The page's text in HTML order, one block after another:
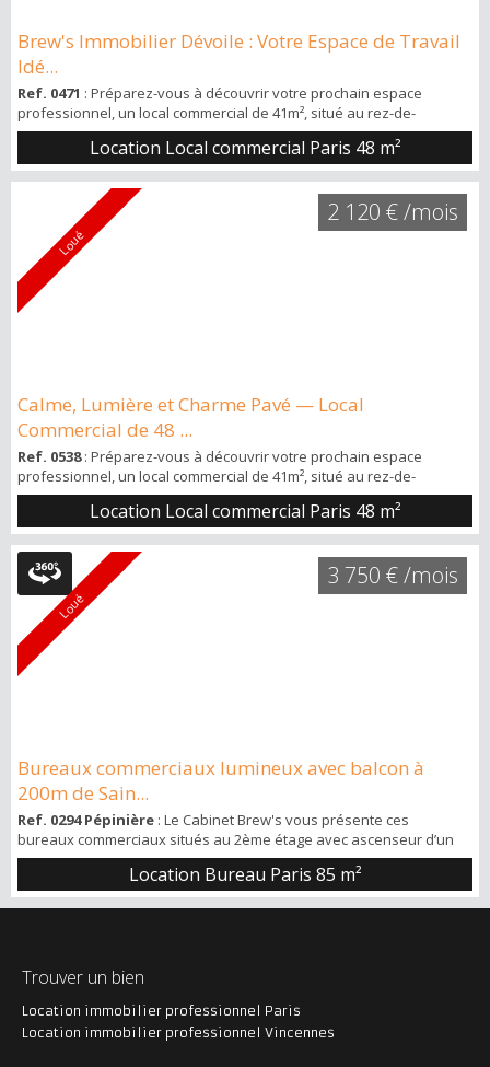
Brew's Immobilier Dévoile : Votre Espace de Travail
Idé...
Ref. 0471 : Préparez-vous à découvrir votre prochain espace
professionnel, un local commercial de 41m², situé au rez-de-
chaussée d'une cour privée pavée, promettant calme et luminosité
à seulement 50m du métro La Fourche et à deux pas de la place
Clichy, au 8 cours Saint-Pierre. Appelez-moi au 0610640275 pour un
RDV. Caractéristiques du local : * Superficie pratique : 41m² de plain-
pied ave...
Location Local commercial Paris 48 m²
Loué
Calme, Lumière et Charme Pavé — Local
Commercial de 48 ...
Ref. 0538: Préparez-vous à découvrir votre prochain espace
professionnel, un local commercial de 41m², situé au rez-de-
chaussée d'une cour privée pavée, promettant calme et luminosité
à seulement 50m du métro La Fourche et à deux pas de la place
Clichy, au 8 cours Saint-Pierre. Appelez-moi au 0610640275 pour un
RDV. Caractéristiques du local : * Superficie pratique : 41m² de plain-
pied ave...
Location Local commercial Paris 48 m²
2 120 € /mois
Loué
Bureaux commerciaux lumineux avec balcon à
200m de Sain...
Ref. 0294 Pépinière : Le Cabinet Brew's vous présente ces
bureaux commerciaux situés au 2ème étage avec ascenseur d’un
magnifique immeuble localisé à 200 mètres de la gare Saint-Lazare,
dans un environnement business idéal. Appelez le 06 10 64 02 75
pour tout renseignement. Superficie d’environ 85m2 disposés en un
Location Bureau Paris 85 m²
3 750 € /mois
Trouver un bien
Location immobilier professionnel Paris
Location immobilier professionnel Vincennes